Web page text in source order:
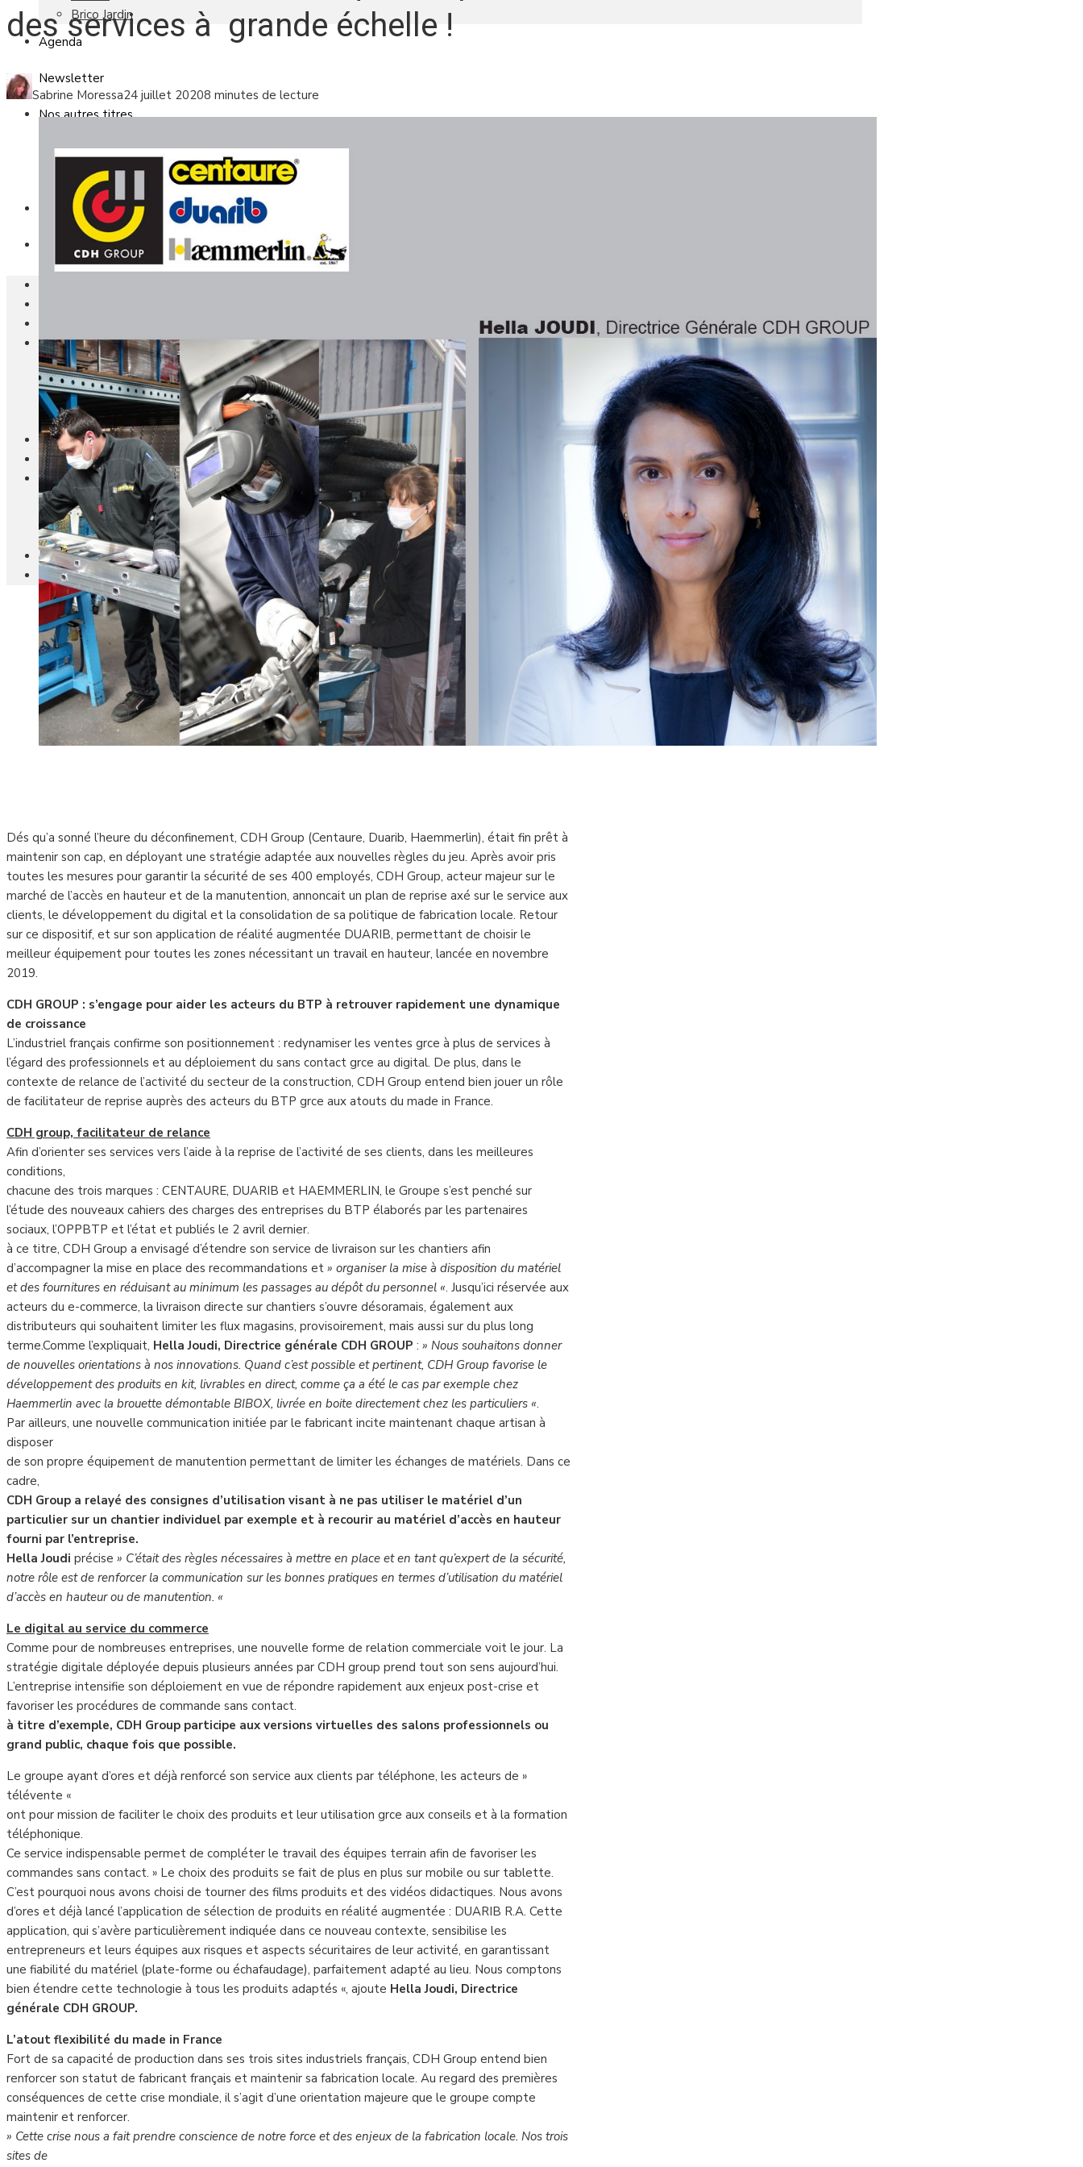
Brico Jardin
Agenda
Newsletter
Nos autres titres
Aviasport
Univers Made in France
Qui sommes-nous
Contact
Les marchés
Blanc Brun
Mobilier
Cuisine
Brico Jardin
Agenda
Newsletter
Nos autres titres
Faire Savoir Faire
Aviasport
Univers Made in France
Qui sommes-nous
Contact
des services à grande échelle !
Sabrine Moressa24 juillet 20208 minutes de lecture
Dés qu’a sonné l’heure du déconfinement, CDH Group (Centaure, Duarib, Haemmerlin), était fin prêt à
maintenir son cap, en déployant une stratégie adaptée aux nouvelles règles du jeu. Après avoir pris
toutes les mesures pour garantir la sécurité de ses 400 employés, CDH Group, acteur majeur sur le
marché de l’accès en hauteur et de la manutention, annoncait un plan de reprise axé sur le service aux
clients, le développement du digital et la consolidation de sa politique de fabrication locale. Retour
sur ce dispositif, et sur son application de réalité augmentée DUARIB, permettant de choisir le
meilleur équipement pour toutes les zones nécessitant un travail en hauteur, lancée en novembre
2019.
CDH GROUP : s’engage pour aider les acteurs du BTP à retrouver rapidement une dynamique
de croissance
L’industriel français confirme son positionnement : redynamiser les ventes grce à plus de services à
l’égard des professionnels et au déploiement du sans contact grce au digital. De plus, dans le
contexte de relance de l’activité du secteur de la construction, CDH Group entend bien jouer un rôle
de facilitateur de reprise auprès des acteurs du BTP grce aux atouts du made in France.
CDH group, facilitateur de relance
Afin d’orienter ses services vers l’aide à la reprise de l’activité de ses clients, dans les meilleures
conditions,
chacune des trois marques : CENTAURE, DUARIB et HAEMMERLIN, le Groupe s’est penché sur
l’étude des nouveaux cahiers des charges des entreprises du BTP élaborés par les partenaires
sociaux, l’OPPBTP et l’état et publiés le 2 avril dernier.
à ce titre, CDH Group a envisagé d’étendre son service de livraison sur les chantiers afin
d’accompagner la mise en place des recommandations et » organiser la mise à disposition du matériel
et des fournitures en réduisant au minimum les passages au dépôt du personnel «. Jusqu’ici réservée aux
acteurs du e-commerce, la livraison directe sur chantiers s’ouvre désoramais, également aux
distributeurs qui souhaitent limiter les flux magasins, provisoirement, mais aussi sur du plus long
terme.Comme l’expliquait, Hella Joudi, Directrice générale CDH GROUP : » Nous souhaitons donner
de nouvelles orientations à nos innovations. Quand c’est possible et pertinent, CDH Group favorise le
développement des produits en kit, livrables en direct, comme ça a été le cas par exemple chez
Haemmerlin avec la brouette démontable BIBOX, livrée en boite directement chez les particuliers «.
Par ailleurs, une nouvelle communication initiée par le fabricant incite maintenant chaque artisan à
disposer
de son propre équipement de manutention permettant de limiter les échanges de matériels. Dans ce
cadre,
CDH Group a relayé des consignes d’utilisation visant à ne pas utiliser le matériel d’un
particulier sur un chantier individuel par exemple et à recourir au matériel d’accès en hauteur
fourni par l’entreprise.
Hella Joudi précise » C’était des règles nécessaires à mettre en place et en tant qu’expert de la sécurité,
notre rôle est de renforcer la communication sur les bonnes pratiques en termes d’utilisation du matériel
d’accès en hauteur ou de manutention. «
Le digital au service du commerce
Comme pour de nombreuses entreprises, une nouvelle forme de relation commerciale voit le jour. La
stratégie digitale déployée depuis plusieurs années par CDH group prend tout son sens aujourd’hui.
L’entreprise intensifie son déploiement en vue de répondre rapidement aux enjeux post-crise et
favoriser les procédures de commande sans contact.
à titre d’exemple, CDH Group participe aux versions virtuelles des salons professionnels ou
grand public, chaque fois que possible.
Le groupe ayant d’ores et déjà renforcé son service aux clients par téléphone, les acteurs de »
télévente «
ont pour mission de faciliter le choix des produits et leur utilisation grce aux conseils et à la formation
téléphonique.
Ce service indispensable permet de compléter le travail des équipes terrain afin de favoriser les
commandes sans contact. » Le choix des produits se fait de plus en plus sur mobile ou sur tablette.
C’est pourquoi nous avons choisi de tourner des films produits et des vidéos didactiques. Nous avons
d’ores et déjà lancé l’application de sélection de produits en réalité augmentée : DUARIB R.A. Cette
application, qui s’avère particulièrement indiquée dans ce nouveau contexte, sensibilise les
entrepreneurs et leurs équipes aux risques et aspects sécuritaires de leur activité, en garantissant
une fiabilité du matériel (plate-forme ou échafaudage), parfaitement adapté au lieu. Nous comptons
bien étendre cette technologie à tous les produits adaptés «, ajoute Hella Joudi, Directrice
générale CDH GROUP.
L’atout flexibilité du made in France
Fort de sa capacité de production dans ses trois sites industriels français, CDH Group entend bien
renforcer son statut de fabricant français et maintenir sa fabrication locale. Au regard des premières
conséquences de cette crise mondiale, il s’agit d’une orientation majeure que le groupe compte
maintenir et renforcer.
» Cette crise nous a fait prendre conscience de notre force et des enjeux de la fabrication locale. Nos trois
sites de